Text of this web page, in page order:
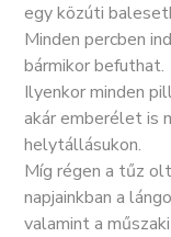
egy közúti
Minden percben
bármikor befuthat.
Ilyenkor minden
akár emberélet is
helytállásukon.
Míg régen a tűz
napjainkban a
valamint a